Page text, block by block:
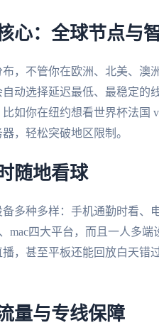
心：全球节点与
，不管你在欧洲、北美、澳
动选择延迟最低、最稳定的
如你在纽约想看世界杯法国
，轻松突破地区限制。
随地看球
多种多样：手机通勤时看、
mac四大平台，而且一人多
播，甚至平板还能回放白天
量与专线保障